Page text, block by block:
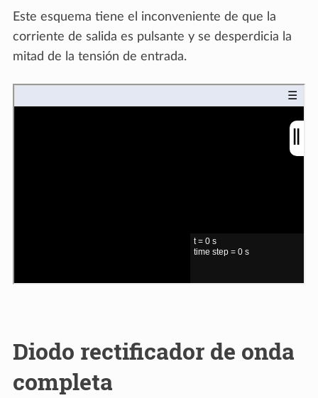
Este esquema tiene el inconveniente de que la
corriente de salida es pulsante y se desperdicia la
mitad de la tensión de entrada.
Diodo rectificador de onda
completa